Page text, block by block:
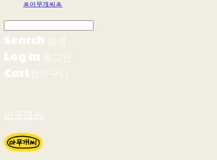
ꔛ아무개씨ꔛ
Search 검색
Log In 로그인
Cart장바구니
아무개씨